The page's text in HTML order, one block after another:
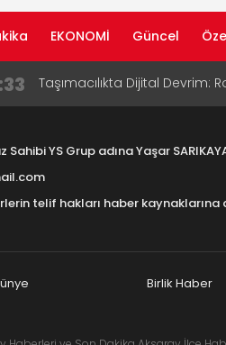
EKONOMİ Güncel
Taşımacılıkta Dijital Devrim:
Çocuklara Bıraktı
Aksaray Esnaf Rehberi ile
Birlikhaber.com Yayın
YS Grup adına Yaşar
telif hakları haber kaynaklarına
Birlik Haber